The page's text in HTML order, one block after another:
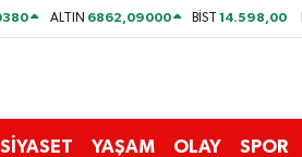
ALTIN 6862,09000 BİST14.598,00
SİYASET YAŞAM OLAY SPOR